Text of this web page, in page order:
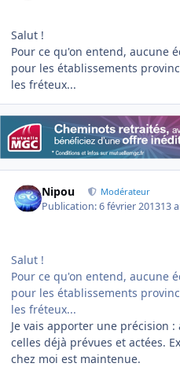
Salut !
Pour ce qu'on entend, aucune
pour les établissements
les fréteux...
Nipou Modérateur
Publication:6 février 201313
Salut !
Pour ce qu'on entend, aucune
pour les établissements
les fréteux...
Je vais apporter une précision
celles déjà prévues et actées.
chez moi est maintenue.